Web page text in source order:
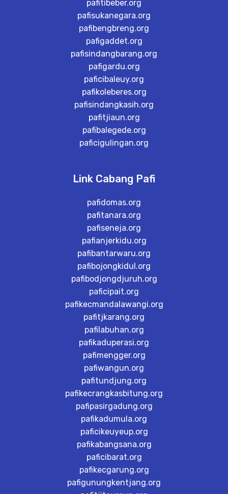
pafitibeber.org
pafisukanegara.org
pafibengbreng.org
pafigaddet.org
pafisindangbarang.org
pafigardu.org
paficibaleuy.org
pafikoleberes.org
pafisindangkasih.org
pafitjiaun.org
pafibalegede.org
paficigulingan.org
Link Cabang Pafi
pafidomas.org
pafitanara.org
pafiseneja.org
pafianjerkidu.org
pafibantarwaru.org
pafibojongkidul.org
pafibodjongdjuruh.org
paficipait.org
pafikecmandalawangi.org
pafitjkarang.org
pafilabuhan.org
pafikaduperasi.org
pafimengger.org
pafiwangun.org
pafitundjung.org
pafikecrangkasbitung.org
pafipasirgadung.org
pafikadumula.org
paficikeuyeup.org
pafikabangsana.org
paficibarat.org
pafikecgarung.org
pafigunungkentjang.org